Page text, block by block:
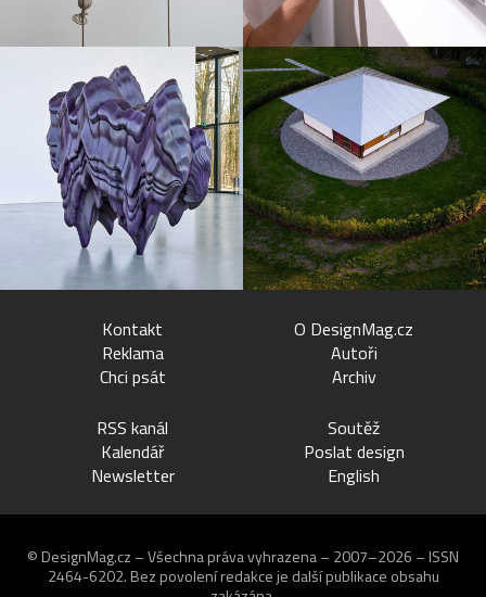
Kontakt
Reklama
Chci psát
O DesignMag.cz
Autoři
Archiv
RSS kanál
Kalendář
Newsletter
Soutěž
Poslat design
English
© DesignMag.cz – Všechna práva vyhrazena – 2007–2026 – ISSN
2464-6202. Bez povolení redakce je další publikace obsahu